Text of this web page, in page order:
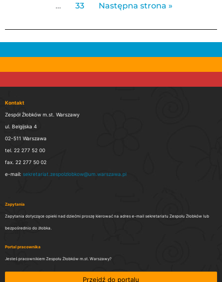
…
33 Następna strona »
Kontakt
Zespół Żłobków m.st. Warszawy
ul. Belgijska 4
02-511 Warszawa
tel. 22 277 52 00
fax. 22 277 50 02
e-mail: sekretariat.zespolzlobkow@um.warszawa.pl
Zapytania
Zapytania dotyczące opieki nad dziećmi proszę kierować na adres e-mail sekretariatu Zespołu Żłobków lub
bezpośrednio do żłobka.
Portal pracownika
Jesteś pracownikiem Zespołu Żłobków m.st. Warszawy?
Przejdź do portalu